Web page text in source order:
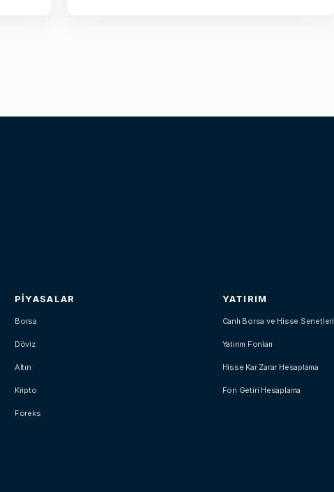
PIYASALAR
Borsa
Döviz
Altın
Kripto
Foreks
YATIRIM
Canlı Borsa ve Hisse Senetleri
Yatırım Fonları
Hisse Kar Zarar Hesaplama
Fon Getiri Hesaplama